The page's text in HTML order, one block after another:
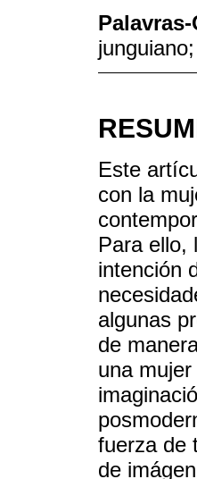
Palavras-
Este
con la
Para ello,
intención
algunas
de
una
fuerza de
de